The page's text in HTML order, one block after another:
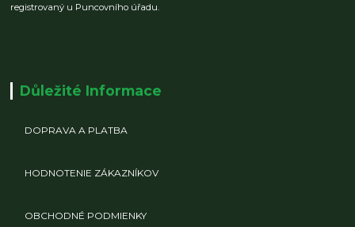
registrovaný u Puncovního úřadu.
Důležité Informace
DOPRAVA A PLATBA
HODNOTENIE ZÁKAZNÍKOV
OBCHODNÉ PODMIENKY